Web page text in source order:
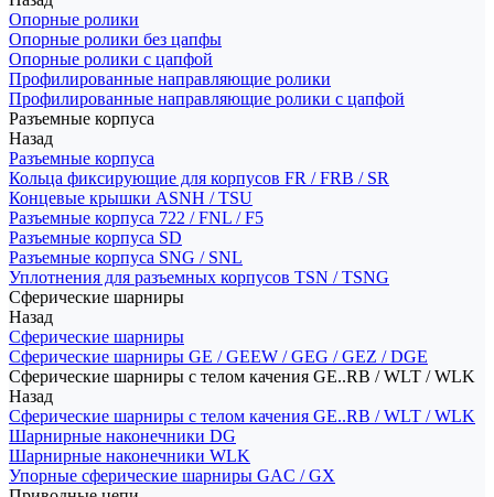
Опорные ролики
Опорные ролики без цапфы
Опорные ролики с цапфой
Профилированные направляющие ролики
Профилированные направляющие ролики с цапфой
Разъемные корпуса
Назад
Разъемные корпуса
Кольца фиксирующие для корпусов FR / FRB / SR
Концевые крышки ASNH / TSU
Разъемные корпуса 722 / FNL / F5
Разъемные корпуса SD
Разъемные корпуса SNG / SNL
Уплотнения для разъемных корпусов TSN / TSNG
Сферические шарниры
Назад
Сферические шарниры
Сферические шарниры GE / GEEW / GEG / GEZ / DGE
Сферические шарниры с телом качения GE..RB / WLT / WLK
Назад
Сферические шарниры с телом качения GE..RB / WLT / WLK
Шарнирные наконечники DG
Шарнирные наконечники WLK
Упорные сферические шарниры GAC / GX